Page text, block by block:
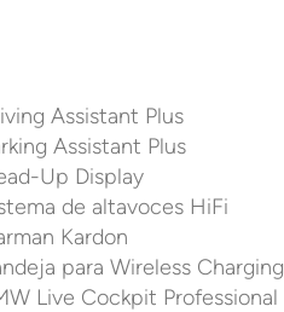
Assistant Plus
Assistant Plus
Up Display
de altavoces HiFi
Kardon
para Wireless Charging
Live Cockpit Professional